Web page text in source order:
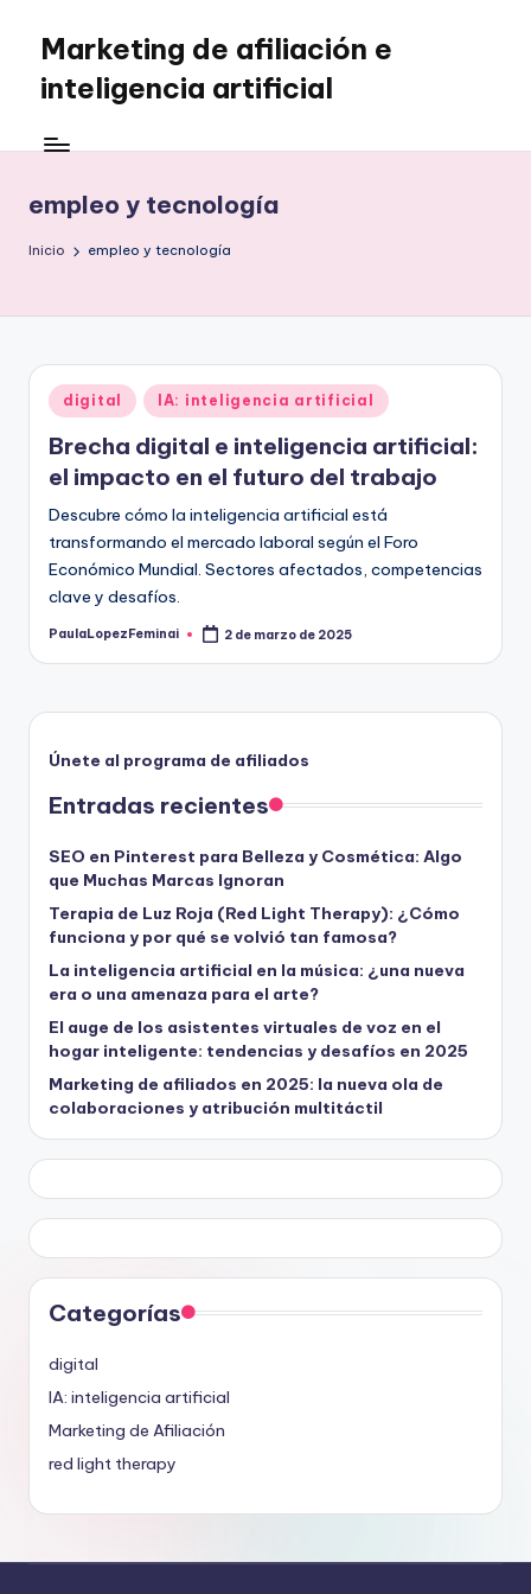
Saltar
contenido
Marketing de afiliación e
inteligencia artificial
empleo y tecnología
Inicio empleo y tecnología
Publicado
en
digital IA: inteligencia artificial
Brecha digital e inteligencia artificial:
el impacto en el futuro del trabajo
Descubre cómo la inteligencia artificial está
transformando el mercado laboral según el Foro
Económico Mundial. Sectores afectados, competencias
clave y desafíos.
Publicado
PaulaLopezFeminai 2 de marzo de 2025
Únete al programa de afiliados
Entradas recientes
SEO en Pinterest para Belleza y Cosmética: Algo
que Muchas Marcas Ignoran
Terapia de Luz Roja (Red Light Therapy): ¿Cómo
funciona y por qué se volvió tan famosa?
La inteligencia artificial en la música: ¿una nueva
era o una amenaza para el arte?
El auge de los asistentes virtuales de voz en el
hogar inteligente: tendencias y desafíos en 2025
Marketing de afiliados en 2025: la nueva ola de
colaboraciones y atribución multitáctil
Categorías
digital
IA: inteligencia artificial
Marketing de Afiliación
red light therapy